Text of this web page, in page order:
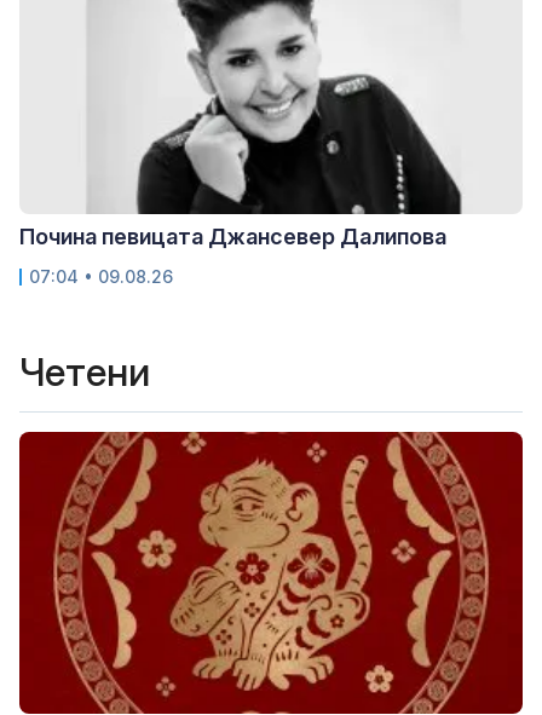
Почина певицата Джансевер Далипова
07:04 • 09.08.26
Четени